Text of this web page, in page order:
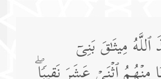
مِیثَـٰقَ بَنِیۤ